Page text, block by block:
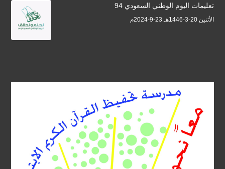
تعليمات اليوم الوطني السعودي 94
الأثنين 20-3-1446هـ 23-9-2024م